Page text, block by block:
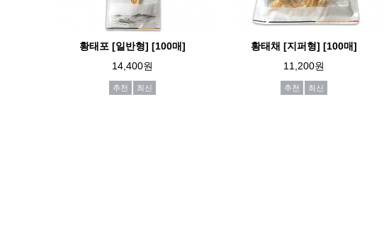
황태포 [일반형] [100매]
14,400원
추천 최신
황태채 [지퍼형] [100매]
11,200원
추천 최신